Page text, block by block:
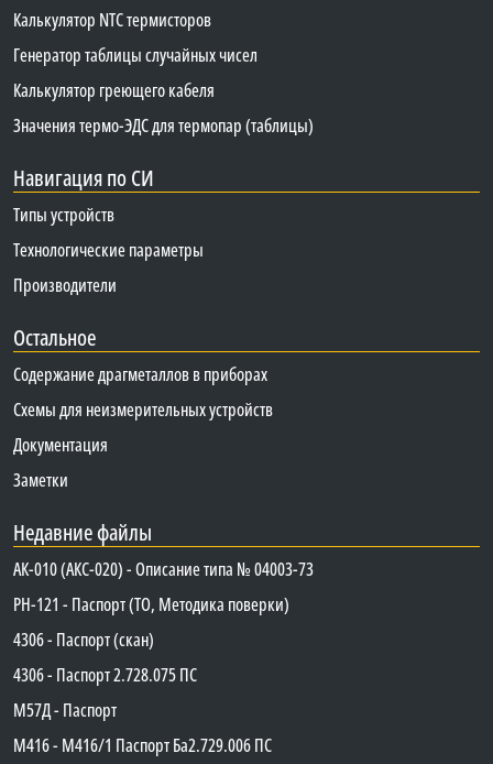
Калькулятор NTC термисторов
Генератор таблицы случайных чисел
Калькулятор греющего кабеля
Значения термо-ЭДС для термопар (таблицы)
Навигация по СИ
Типы устройств
Технологические параметры
Производители
Остальное
Содержание драгметаллов в приборах
Схемы для неизмерительных устройств
Документация
Заметки
Недавние файлы
АК-010 (АКС-020) - Описание типа № 04003-73
PH-121 - Паспорт (ТО, Методика поверки)
4306 - Паспорт (скан)
4306 - Паспорт 2.728.075 ПС
М57Д - Паспорт
М416 - М416/1 Паспорт Ба2.729.006 ПС